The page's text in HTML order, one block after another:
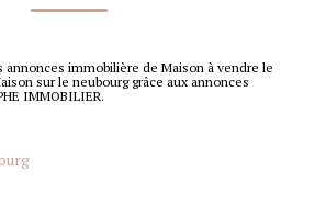
Qui Sommes-Nous
Nous Rejoindre
immobilière de Maison à vendre le
sur le neubourg grâce aux annonces
IMMOBILIER.